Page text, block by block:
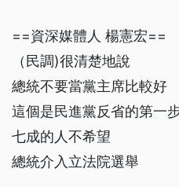
==資深媒體人 楊憲宏==
（民調)很清楚地說
總統不要當黨主席比較好
這個是民進黨反省的第一
七成的人不希望
總統介入立法院選舉